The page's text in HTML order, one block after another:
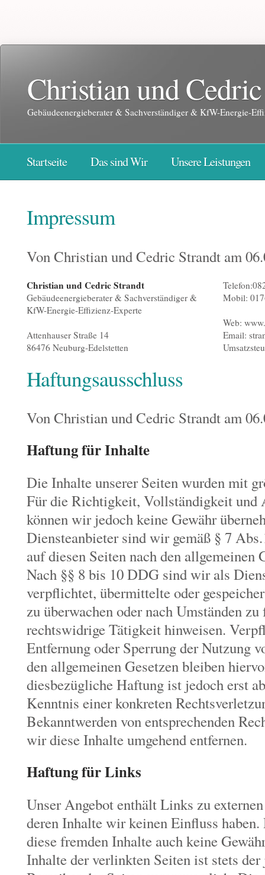
Christian und
Gebäudeenergieberater & Sachverständiger & KfW-Energie-
Startseite Das sind Wir Unsere Leistungen
Impressum
Von Christian und Cedric Strandt am
Christian und Cedric Strandt
Gebäudeenergieberater & Sachverständiger &
KfW-Energie-Effizienz-Experte
Attenhauser Straße 14
86476 Neuburg-Edelstetten
Mobil:
Web:
Email:
Haftungsausschluss
VonChristian und Cedric Strandt am
Haftung für Inhalte
Die Inhalte unserer Seiten wurden mit
Für die Richtigkeit, Vollständigkeit und
können wir jedoch keine Gewähr
Diensteanbieter sind wir gemäß § 7
auf diesen Seiten nach den allgemeinen
Nach §§ 8 bis 10 DDG sind wir als
verpflichtet, übermittelte oder
zu überwachen oder nach Umständen
rechtswidrige Tätigkeit hinweisen.
Entfernung oder Sperrung der Nutzung
den allgemeinen Gesetzen bleiben
diesbezügliche Haftung ist jedoch erst
Kenntnis einer konkreten
Bekanntwerden von entsprechenden
wir diese Inhalte umgehend entfernen.
Haftung für Links
Unser Angebot enthält Links zu
deren Inhalte wir keinen Einfluss
diese fremden Inhalte auch keine
Inhalte der verlinkten Seiten ist stets